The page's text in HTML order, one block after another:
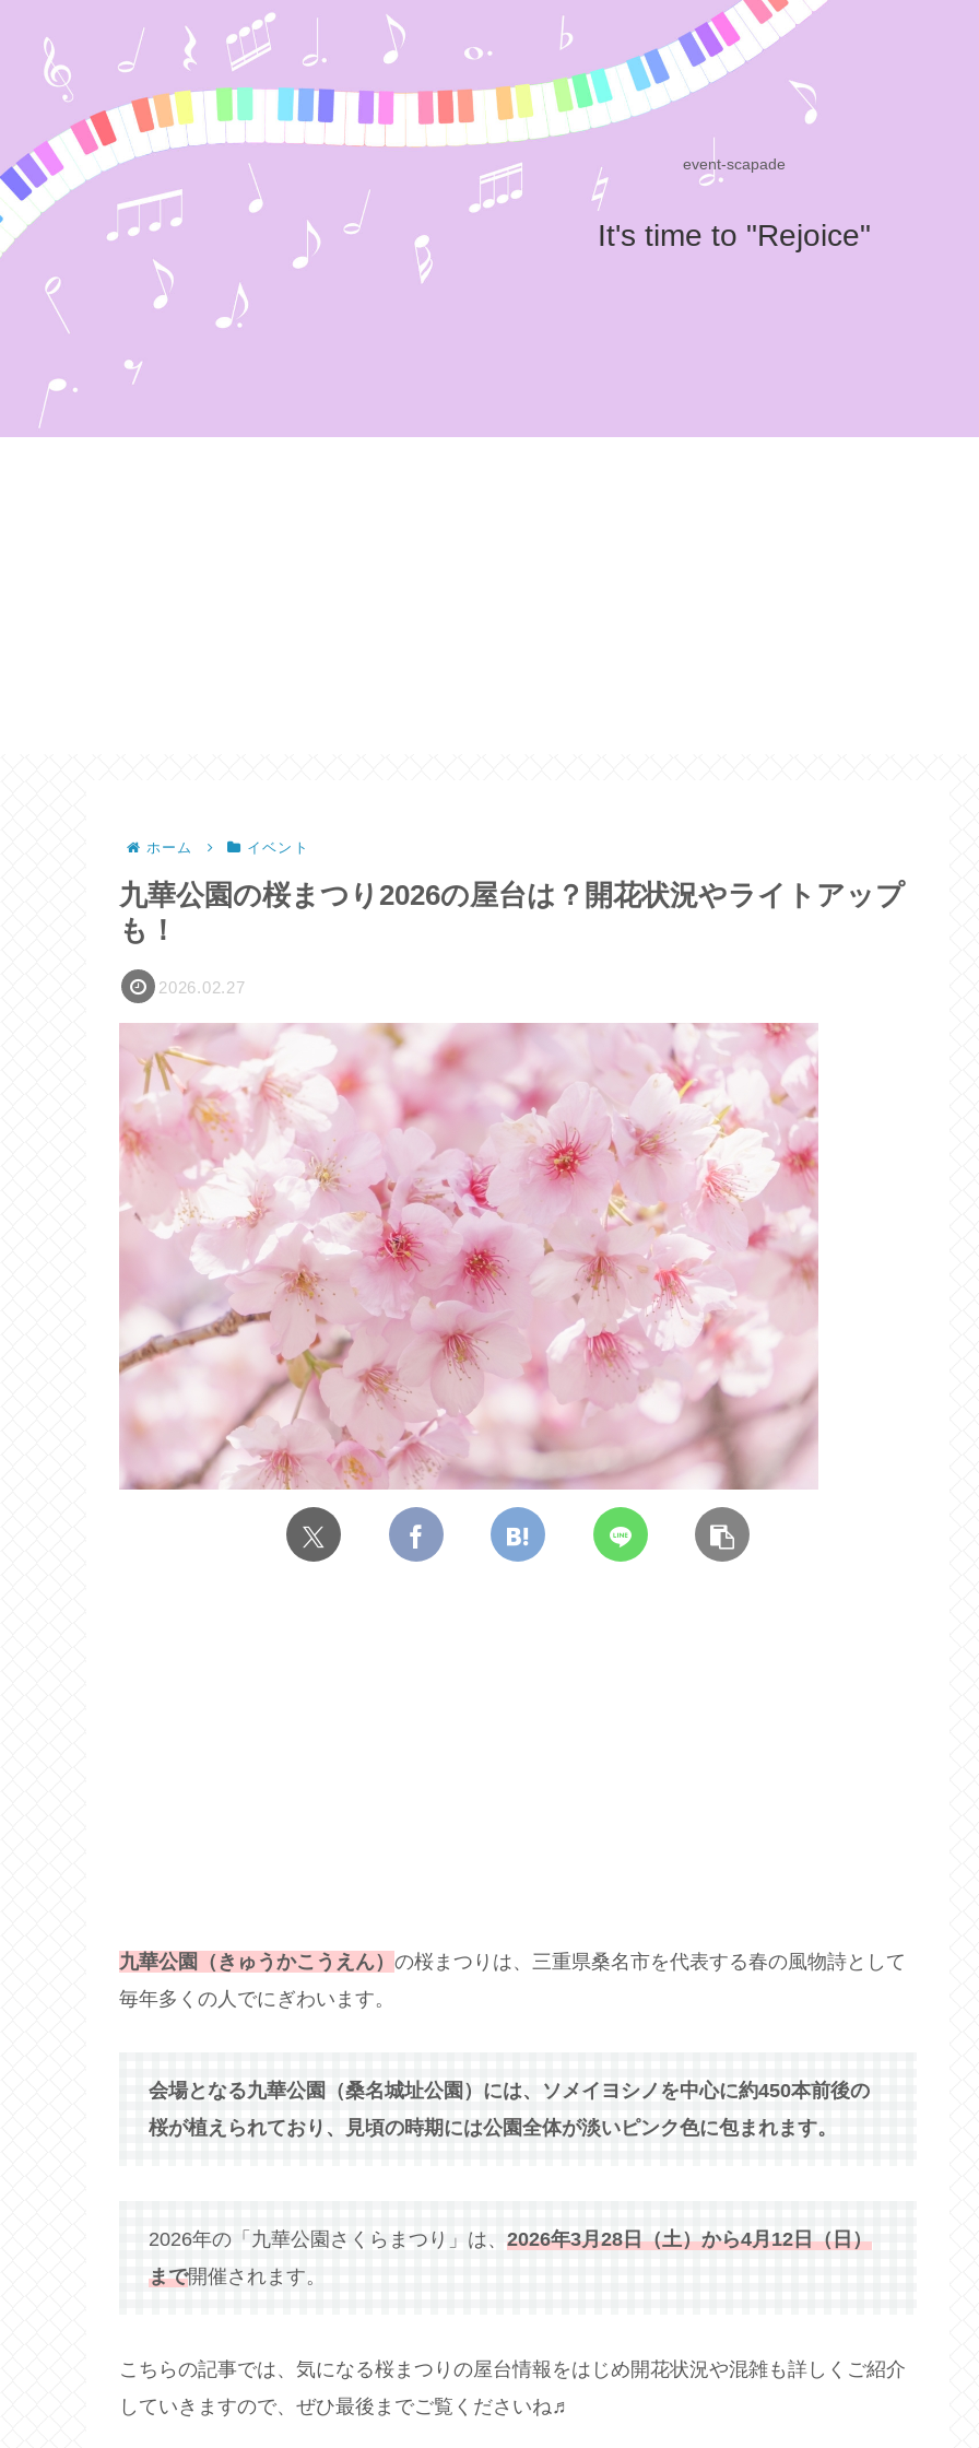
event-scapade
It's time to "Rejoice"
ホーム イベント
九華公園の桜まつり2026の屋台は？開花状況やライトアップ
も！
2026.02.27
九華公園（きゅうかこうえん） の桜まつりは、三重県桑名市を代表する春の風物詩として
毎年多くの人でにぎわいます。
会場となる九華公園（桑名城址公園）には、ソメイヨシノを中心に約450本前後の
桜が植えられており、見頃の時期には公園全体が淡いピンク色に包まれます。
2026年の「九華公園さくらまつり」は、 2026年3月28日（土）から4月12日（日）
まで開催されます。
こちらの記事では、気になる桜まつりの屋台情報をはじめ開花状況や混雑も詳しくご紹介
していきますので、ぜひ最後までご覧くださいね♬